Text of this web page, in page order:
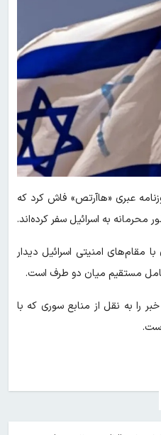
عبری «هاآرتص» فاش کرد که
محرمانه به اسرائیل سفر کرده‌اند.
مقام‌های امنیتی اسرائیل دیدار
مستقیم میان دو طرف است.
را به نقل از منابع سوری که با